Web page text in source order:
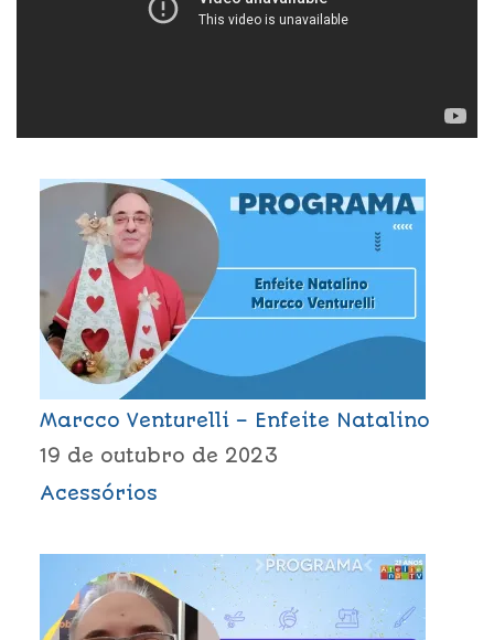
Marcco Venturelli – Enfeite Natalino
19 de outubro de 2023
Acessórios